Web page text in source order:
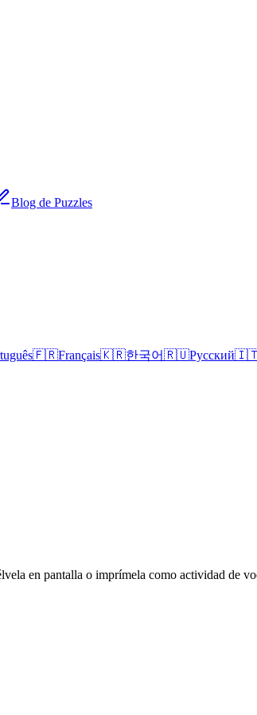
Blog de Puzzles
🇫🇷Français🇰🇷한국어🇷🇺Русский
en pantalla o imprímela como actividad de